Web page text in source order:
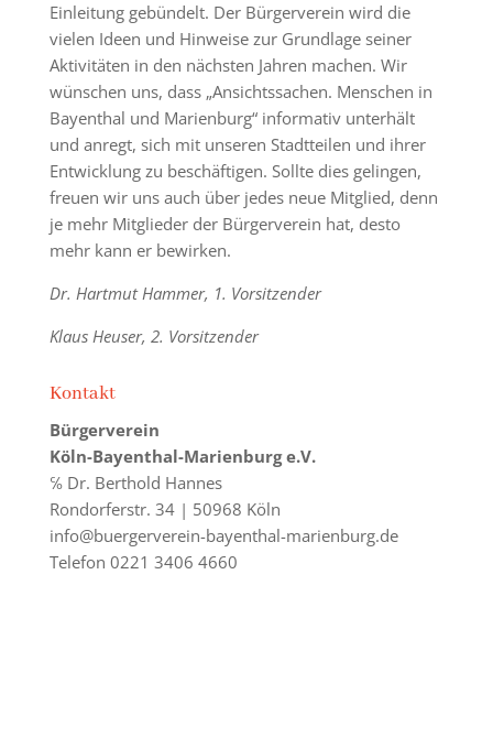
Einleitung gebündelt. Der Bürgerverein wird die
vielen Ideen und Hinweise zur Grundlage seiner
Aktivitäten in den nächsten Jahren machen. Wir
wünschen uns, dass „Ansichtssachen. Menschen in
Bayenthal und Marienburg“ informativ unterhält
und anregt, sich mit unseren Stadtteilen und ihrer
Entwicklung zu beschäftigen. Sollte dies gelingen,
freuen wir uns auch über jedes neue Mitglied, denn
je mehr Mitglieder der Bürgerverein hat, desto
mehr kann er bewirken.
Dr. Hartmut Hammer, 1. Vorsitzender
Klaus Heuser, 2. Vorsitzender
Kontakt
Bürgerverein
Köln-Bayenthal-Marienburg e.V.
℅ Dr. Berthold Hannes
Rondorferstr. 34 | 50968 Köln
info@buergerverein-bayenthal-marienburg.de
Telefon 0221 3406 4660